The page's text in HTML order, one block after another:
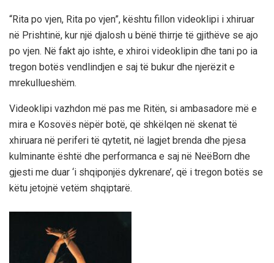
“Rita po vjen, Rita po vjen”, kështu fillon videoklipi i xhiruar
në Prishtinë, kur një djalosh u bënë thirrje të gjithëve se ajo
po vjen. Në fakt ajo ishte, e xhiroi videoklipin dhe tani po ia
tregon botës vendlindjen e saj të bukur dhe njerëzit e
mrekullueshëm.
Videoklipi vazhdon më pas me Ritën, si ambasadore më e
mira e Kosovës nëpër botë, që shkëlqen në skenat të
xhiruara në periferi të qytetit, në lagjet brenda dhe pjesa
kulminante është dhe performanca e saj në NeëBorn dhe
gjesti me duar ‘i shqiponjës dykrenare’, që i tregon botës se
këtu jetojnë vetëm shqiptarë.